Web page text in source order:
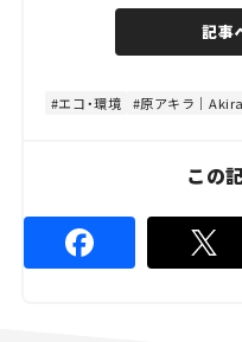
記事
エコ・環境 原アキラ｜
この